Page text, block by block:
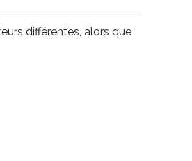
différentes, alors que